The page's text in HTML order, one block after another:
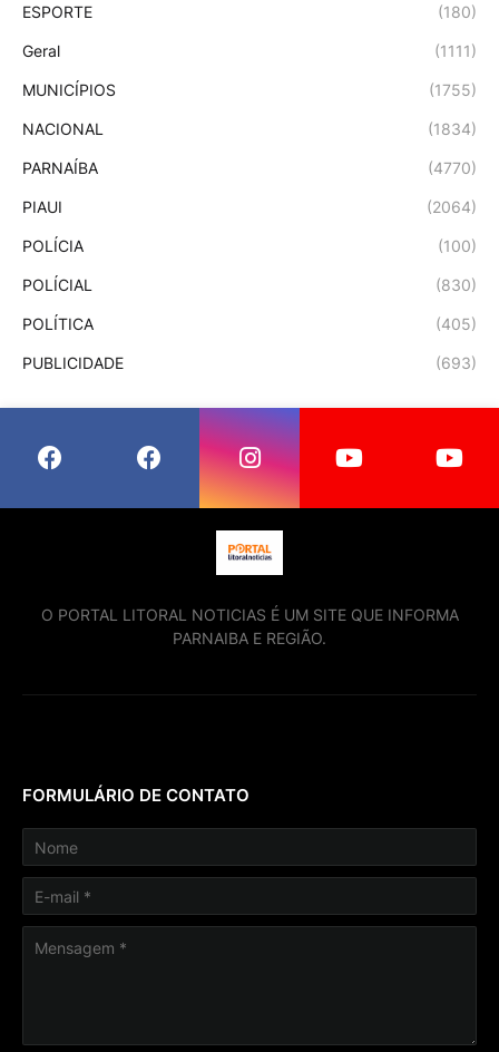
ESPORTE (180)
Geral (1111)
MUNICÍPIOS (1755)
NACIONAL (1834)
PARNAÍBA (4770)
PIAUI (2064)
POLÍCIA (100)
POLÍCIAL (830)
POLÍTICA (405)
PUBLICIDADE (693)
O PORTAL LITORAL NOTICIAS É UM SITE QUE INFORMA
PARNAIBA E REGIÃO.
FORMULÁRIO DE CONTATO